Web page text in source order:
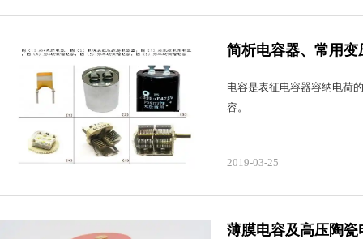
简析电容器、常用变
电容是表征电容器容纳电荷
容。
2019-03-25
薄膜电容及高压陶